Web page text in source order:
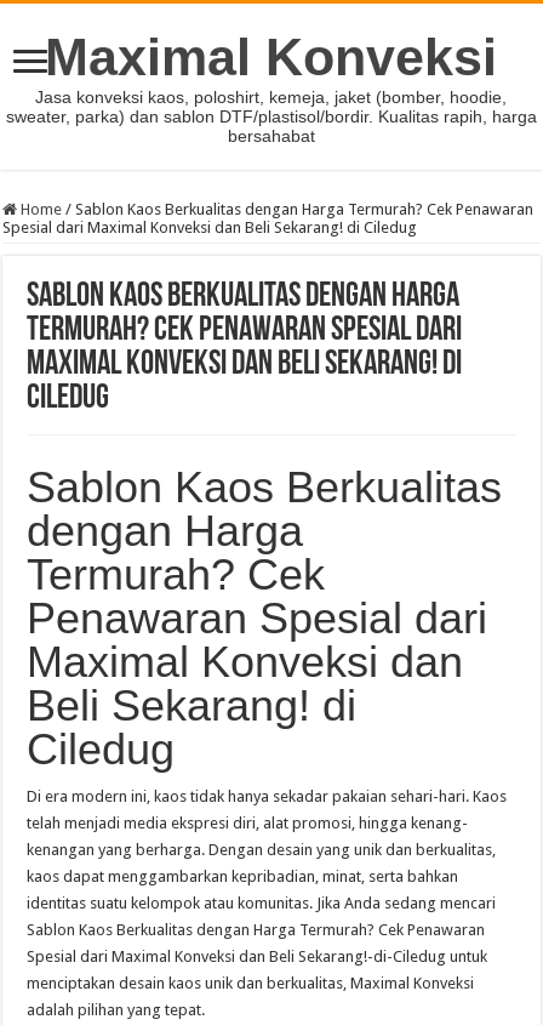
Maximal Konveksi
Jasa konveksi kaos, poloshirt, kemeja, jaket (bomber, hoodie,
sweater, parka) dan sablon DTF/plastisol/bordir. Kualitas rapih, harga
bersahabat
Home / Sablon Kaos Berkualitas dengan Harga Termurah? Cek Penawaran
Spesial dari Maximal Konveksi dan Beli Sekarang! di Ciledug
Sablon Kaos Berkualitas dengan Harga
Termurah? Cek Penawaran Spesial dari
Maximal Konveksi dan Beli Sekarang! di
Ciledug
Sablon Kaos Berkualitas
dengan Harga
Termurah? Cek
Penawaran Spesial dari
Maximal Konveksi dan
Beli Sekarang! di
Ciledug
Di era modern ini, kaos tidak hanya sekadar pakaian sehari-hari. Kaos
telah menjadi media ekspresi diri, alat promosi, hingga kenang-
kenangan yang berharga. Dengan desain yang unik dan berkualitas,
kaos dapat menggambarkan kepribadian, minat, serta bahkan
identitas suatu kelompok atau komunitas. Jika Anda sedang mencari
Sablon Kaos Berkualitas dengan Harga Termurah? Cek Penawaran
Spesial dari Maximal Konveksi dan Beli Sekarang!-di-Ciledug untuk
menciptakan desain kaos unik dan berkualitas, Maximal Konveksi
adalah pilihan yang tepat.